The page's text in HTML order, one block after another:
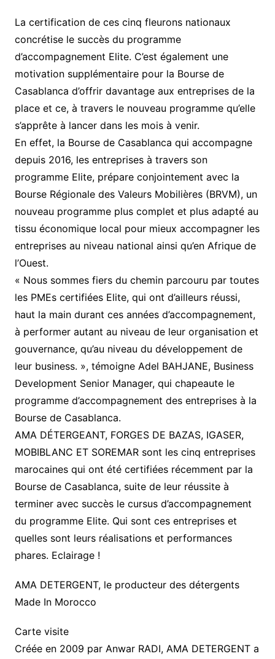
La certification de ces cinq fleurons nationaux
concrétise le succès du programme
d’accompagnement Elite. C’est également une
motivation supplémentaire pour la Bourse de
Casablanca d’offrir davantage aux entreprises de la
place et ce, à travers le nouveau programme qu’elle
s’apprête à lancer dans les mois à venir.
En effet, la Bourse de Casablanca qui accompagne
depuis 2016, les entreprises à travers son
programme Elite, prépare conjointement avec la
Bourse Régionale des Valeurs Mobilières (BRVM), un
nouveau programme plus complet et plus adapté au
tissu économique local pour mieux accompagner les
entreprises au niveau national ainsi qu’en Afrique de
l’Ouest.
« Nous sommes fiers du chemin parcouru par toutes
les PMEs certifiées Elite, qui ont d’ailleurs réussi,
haut la main durant ces années d’accompagnement,
à performer autant au niveau de leur organisation et
gouvernance, qu’au niveau du développement de
leur business. », témoigne Adel BAHJANE, Business
Development Senior Manager, qui chapeaute le
programme d’accompagnement des entreprises à la
Bourse de Casablanca.
AMA DÉTERGEANT, FORGES DE BAZAS, IGASER,
MOBIBLANC ET SOREMAR sont les cinq entreprises
marocaines qui ont été certifiées récemment par la
Bourse de Casablanca, suite de leur réussite à
terminer avec succès le cursus d’accompagnement
du programme Elite. Qui sont ces entreprises et
quelles sont leurs réalisations et performances
phares. Eclairage !
AMA DETERGENT, le producteur des détergents
Made In Morocco
Carte visite
Créée en 2009 par Anwar RADI, AMA DETERGENT a